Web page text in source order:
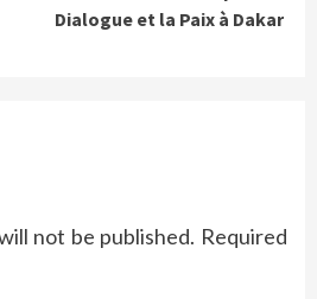
Dialogue et la Paix à Dakar
not be published. Required